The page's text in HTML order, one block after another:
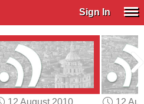
Sign In
12 August 2010
12